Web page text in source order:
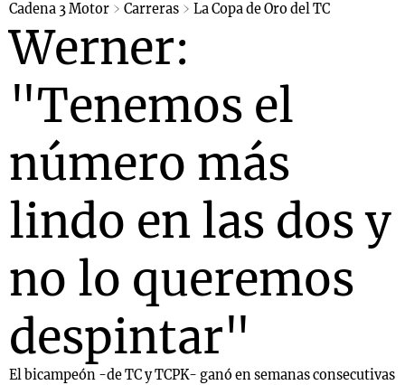
Cadena 3 Motor Carreras La Copa de Oro del TC
Werner:
"Tenemos el
número más
lindo en las dos y
no lo queremos
despintar"
El bicampeón -de TC y TCPK- ganó en semanas consecutivas
Mundial 2026
Notas
La Sole en
Cadena 3